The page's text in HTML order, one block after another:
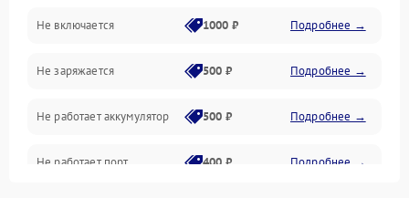
Проблемы с картами памяти
Объективы
Программные сбои
Коммуникации и интерфейсы
Не включается 1000 ₽ Подробнее →
Не заряжается 500 ₽ Подробнее →
Не работает аккумулятор 500 ₽ Подробнее →
Не работает порт 400 ₽ Подробнее →